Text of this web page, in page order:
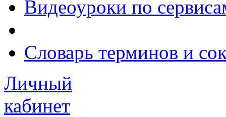
Видеоуроки по
Словарь терминов и
Личный
кабинет